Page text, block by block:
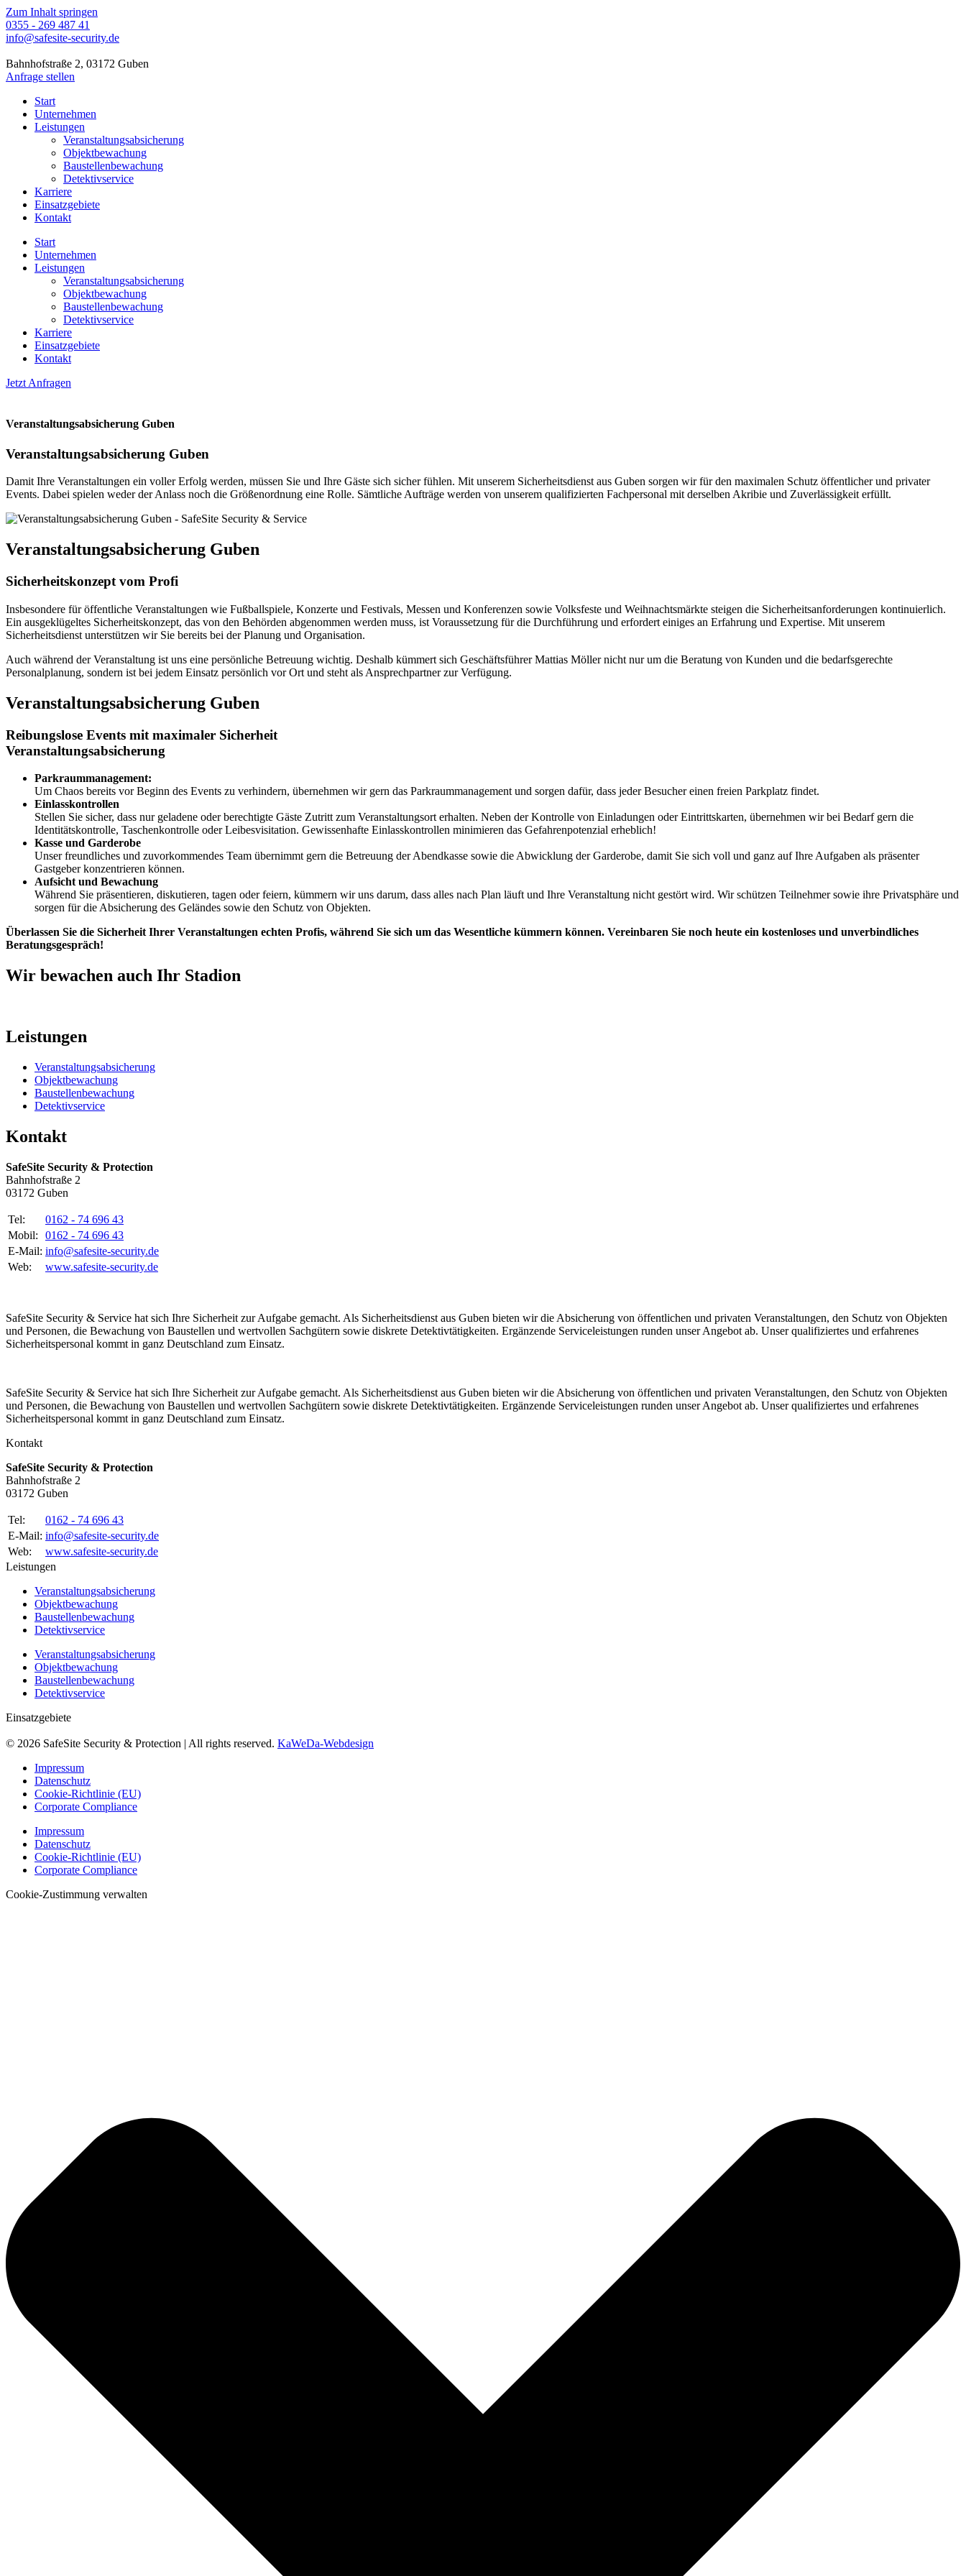
Zum Inhalt springen
0355 - 269 487 41
info@safesite-security.de
Bahnhofstraße 2, 03172 Guben
Anfrage stellen
Start
Unternehmen
Leistungen
Veranstaltungsabsicherung
Objektbewachung
Baustellenbewachung
Detektivservice
Karriere
Einsatzgebiete
Kontakt
Start
Unternehmen
Leistungen
Veranstaltungsabsicherung
Objektbewachung
Baustellenbewachung
Detektivservice
Karriere
Einsatzgebiete
Kontakt
Jetzt Anfragen
Veranstaltungsabsicherung Guben
Veranstaltungsabsicherung Guben
Damit Ihre Veranstaltungen ein voller Erfolg werden, müssen Sie und Ihre Gäste sich sicher fühlen. Mit unserem Sicherheitsdienst aus Guben sorgen wir für den maximalen Schutz öffentlicher und privater
Events. Dabei spielen weder der Anlass noch die Größenordnung eine Rolle. Sämtliche Aufträge werden von unserem qualifizierten Fachpersonal mit derselben Akribie und Zuverlässigkeit erfüllt.
Veranstaltungsabsicherung Guben
Sicherheitskonzept vom Profi
Insbesondere für öffentliche Veranstaltungen wie Fußballspiele, Konzerte und Festivals, Messen und Konferenzen sowie Volksfeste und Weihnachtsmärkte steigen die Sicherheitsanforderungen kontinuierlich.
Ein ausgeklügeltes Sicherheitskonzept, das von den Behörden abgenommen werden muss, ist Voraussetzung für die Durchführung und erfordert einiges an Erfahrung und Expertise. Mit unserem
Sicherheitsdienst unterstützen wir Sie bereits bei der Planung und Organisation.
Auch während der Veranstaltung ist uns eine persönliche Betreuung wichtig. Deshalb kümmert sich Geschäftsführer Mattias Möller nicht nur um die Beratung von Kunden und die bedarfsgerechte
Personalplanung, sondern ist bei jedem Einsatz persönlich vor Ort und steht als Ansprechpartner zur Verfügung.
Veranstaltungsabsicherung Guben
Reibungslose Events mit maximaler Sicherheit
Veranstaltungsabsicherung
Parkraummanagement:
Um Chaos bereits vor Beginn des Events zu verhindern, übernehmen wir gern das Parkraummanagement und sorgen dafür, dass jeder Besucher einen freien Parkplatz findet.
Einlasskontrollen
Stellen Sie sicher, dass nur geladene oder berechtigte Gäste Zutritt zum Veranstaltungsort erhalten. Neben der Kontrolle von Einladungen oder Eintrittskarten, übernehmen wir bei Bedarf gern die
Identitätskontrolle, Taschenkontrolle oder Leibesvisitation. Gewissenhafte Einlasskontrollen minimieren das Gefahrenpotenzial erheblich!
Kasse und Garderobe
Unser freundliches und zuvorkommendes Team übernimmt gern die Betreuung der Abendkasse sowie die Abwicklung der Garderobe, damit Sie sich voll und ganz auf Ihre Aufgaben als präsenter
Gastgeber konzentrieren können.
Aufsicht und Bewachung
Während Sie präsentieren, diskutieren, tagen oder feiern, kümmern wir uns darum, dass alles nach Plan läuft und Ihre Veranstaltung nicht gestört wird. Wir schützen Teilnehmer sowie ihre Privatsphäre und
sorgen für die Absicherung des Geländes sowie den Schutz von Objekten.
Überlassen Sie die Sicherheit Ihrer Veranstaltungen echten Profis, während Sie sich um das Wesentliche kümmern können. Vereinbaren Sie noch heute ein kostenloses und unverbindliches
Beratungsgespräch!
Wir bewachen auch Ihr Stadion
Leistungen
Veranstaltungsabsicherung
Objektbewachung
Baustellenbewachung
Detektivservice
Kontakt
SafeSite Security & Protection
Bahnhofstraße 2
03172 Guben
Tel:
0162 - 74 696 43
Mobil:
0162 - 74 696 43
E-Mail: info@safesite-security.de
Web:
www.safesite-security.de
SafeSite Security & Service hat sich Ihre Sicherheit zur Aufgabe gemacht. Als Sicherheitsdienst aus Guben bieten wir die Absicherung von öffentlichen und privaten Veranstaltungen, den Schutz von Objekten
und Personen, die Bewachung von Baustellen und wertvollen Sachgütern sowie diskrete Detektivtätigkeiten. Ergänzende Serviceleistungen runden unser Angebot ab. Unser qualifiziertes und erfahrenes
Sicherheitspersonal kommt in ganz Deutschland zum Einsatz.
SafeSite Security & Service hat sich Ihre Sicherheit zur Aufgabe gemacht. Als Sicherheitsdienst aus Guben bieten wir die Absicherung von öffentlichen und privaten Veranstaltungen, den Schutz von Objekten
und Personen, die Bewachung von Baustellen und wertvollen Sachgütern sowie diskrete Detektivtätigkeiten. Ergänzende Serviceleistungen runden unser Angebot ab. Unser qualifiziertes und erfahrenes
Sicherheitspersonal kommt in ganz Deutschland zum Einsatz.
Kontakt
SafeSite Security & Protection
Bahnhofstraße 2
03172 Guben
Tel:
0162 - 74 696 43
E-Mail: info@safesite-security.de
Web:
www.safesite-security.de
Leistungen
Veranstaltungsabsicherung
Objektbewachung
Baustellenbewachung
Detektivservice
Veranstaltungsabsicherung
Objektbewachung
Baustellenbewachung
Detektivservice
Einsatzgebiete
© 2026 SafeSite Security & Protection | All rights reserved. KaWeDa-Webdesign
Impressum
Datenschutz
Cookie-Richtlinie (EU)
Corporate Compliance
Impressum
Datenschutz
Cookie-Richtlinie (EU)
Corporate Compliance
Cookie-Zustimmung verwalten